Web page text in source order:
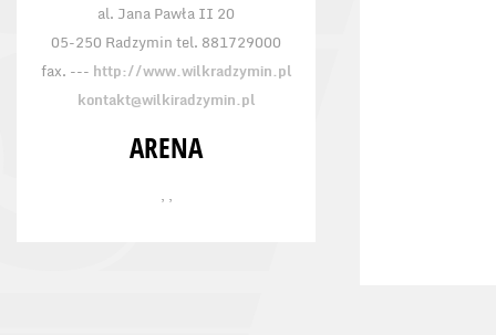
al. Jana Pawła II 20
05-250 Radzymin tel. 881729000
fax. --- http://www.wilkradzymin.pl
kontakt@wilkiradzymin.pl
ARENA
, ,